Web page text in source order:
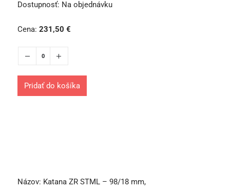
Dostupnosť: Na objednávku
Cena: 231,50 €
Pridať do košíka
Názov: Katana ZR STML – 98/18 mm,